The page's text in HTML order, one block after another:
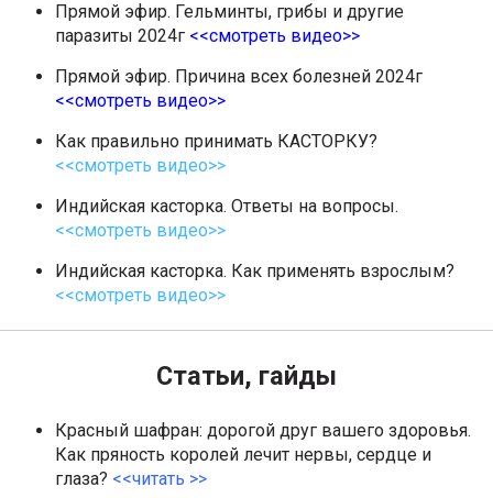
Прямой эфир. Гельминты, грибы и другие
паразиты 2024г <<смотреть видео>>
Прямой эфир. Причина всех болезней 2024г
<<смотреть видео>>
Как правильно принимать КАСТОРКУ?
<<смотреть видео>>
Индийская касторка. Ответы на вопросы.
<<смотреть видео>>
Индийская касторка. Как применять взрослым?
<<смотреть видео>>
Статьи, гайды
Красный шафран: дорогой друг вашего здоровья.
Как пряность королей лечит нервы, сердце и
глаза? <<читать >>